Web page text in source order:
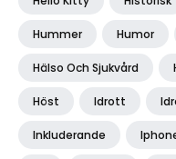
Hummer Humor
Hälso Och Sjukvård
Höst Idrott
Inkluderande